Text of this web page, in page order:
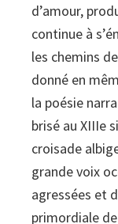
d’amour,
continue à
les chemins
donné en
la poésie
brisé au XIIIe
croisade
grande voix
agressées et
primordiale